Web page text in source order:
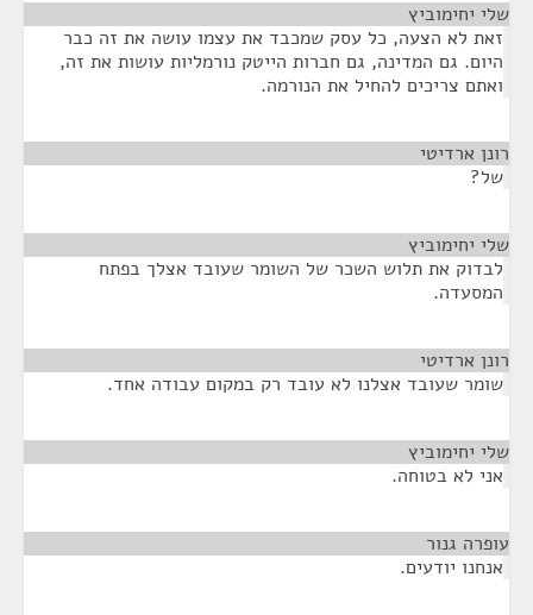
שלי יחימוביץ
זאת לא הצעה, כל עסק שמכבד את עצמו עושה את זה כבר
היום. גם המדינה, גם חברות הייטק נורמליות עושות את זה,
ואתם צריכים להחיל את הנורמה.
רונן ארדיטי
של?
שלי יחימוביץ
לבדוק את תלוש השכר של השומר שעובד אצלך בפתח
המסעדה.
רונן ארדיטי
שומר שעובד אצלנו לא עובד רק במקום עבודה אחד.
שלי יחימוביץ
אני לא בטוחה.
עופרה גנור
אנחנו יודעים.